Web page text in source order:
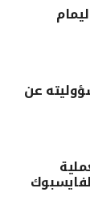
عن